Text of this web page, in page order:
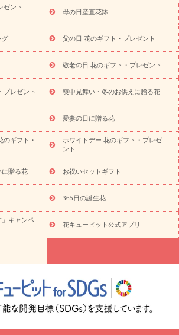
祝い 退院祝い・快気祝い
ペットのお祝いフラワー
お供え・お悔やみの花
四十九日法要以
ワー
ペットのお供えフラワー
お盆（新
お祝い返し お見舞い
お取り寄せギフト
用 観葉植物 ミディ胡蝶蘭
プリザーブ
から探す アレンジメント 花束
スタ
供え・お悔やみ 胡蝶蘭 胡蝶蘭・花鉢
ミディ胡蝶蘭・お供え
世界初の青色胡蝶蘭
産直多肉植物
プリザーブドフラワー
やみ 花とセットギフト
セミオーダー
-ハナモア-）
花とみどりのeギフト
カラー ピンク イエローオレンジ
レッ
トルコキキョウ
3000円～ お祝い・4000円～
お祝い・
7000円～ お祝い・ 10000円～
お供え・お
み・
祝いのマナー
お祝いを贈るときのマナー・
トのお祝いコラム一覧
誕生日のお花を「色
結婚祝いの予算相場
出産祝いお役立ち情
ゼント
母の日産直花鉢
グ 父の日 花のギフト・プレゼント
敬老の日 花のギフト・プレゼント
プレゼント 喪中見舞い・冬のお供えに贈る花
愛妻の日に贈る花
のギフト・
ホワイトデー 花のギフト・プレゼ
ント
に贈る花 お祝いセットギフト
365日の誕生花
」キャンペ
花キューピット公式アプリ